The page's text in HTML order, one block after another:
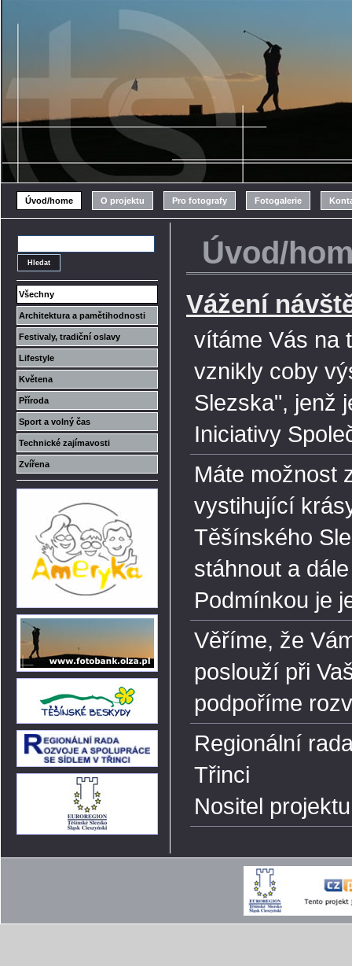
Úvod/home O projektu Pro fotografy Fotogalerie
Všechny
Architektura a pamětihodnosti
Festivaly, tradiční oslavy
Lifestyle
Květena
Příroda
Sport a volný čas
Technické zajímavosti
Zvířena
Úvod/
Vážení
vítáme Vás na
vznikly coby
Slezska", jenž
Iniciativy
Máte možnost
vystihující
Těšínského
stáhnout a
Podmínkou je
Věříme, že
poslouží při
podpoříme
Regionální
Třinci
Nositel projektu